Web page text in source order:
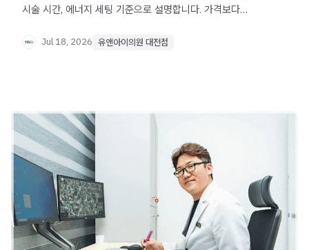
시술 시간, 에너지 세팅 기준으로 설명합니다. 가격보다
Jul 18, 2026 유앤아이의원 대전점